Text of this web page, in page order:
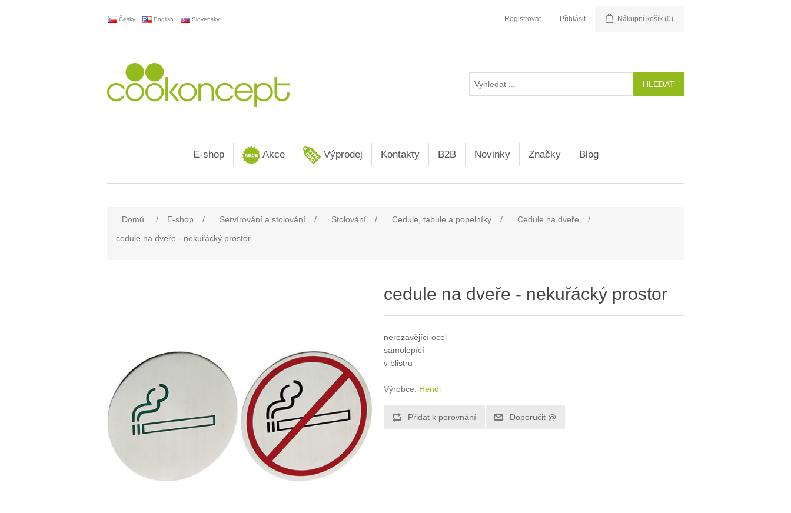
Česky English Slovensky Registrovat Přihlásit Nákupní košík (0)
E-shop Akce Výprodej Kontakty B2B Novinky Značky Blog
Domů / E-shop / Servírování a stolování / Stolování / Cedule, tabule a popelníky / Cedule na dveře
/
cedule na dveře - nekuřácký prostor
cedule na dveře - nekuřácký prostor
nerezavějící ocel
samolepící
v blistru
Výrobce: Hendi